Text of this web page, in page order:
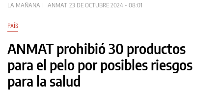
LA MAÑANA ANMAT 23 DE OCTUBRE 2024 - 08:01
PAÍS
ANMAT prohibió 30 productos
para el pelo por posibles riesgos
para la salud